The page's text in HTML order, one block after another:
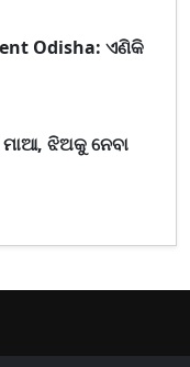
Odisha: ଏଣିକି
ଝିଅକୁ ନେବା